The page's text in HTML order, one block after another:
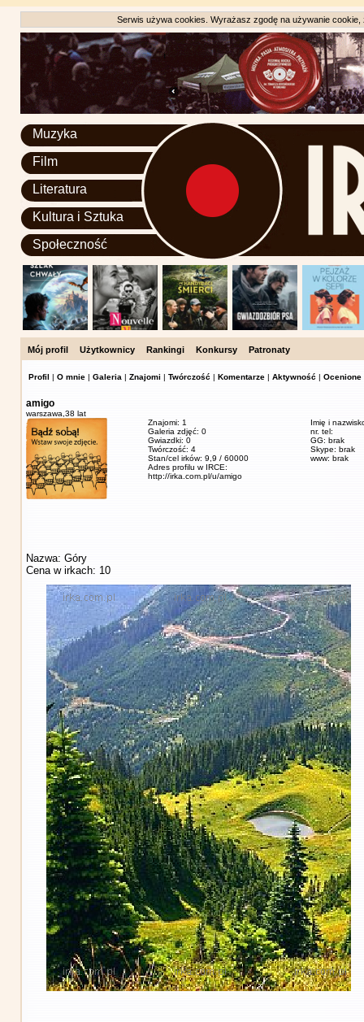
Serwis używa cookies. Wyrażasz zgodę na używanie
Muzyka
Film
Literatura
Kultura i Sztuka
Społeczność
Mój profil Użytkownicy Rankingi Konkursy Patronaty
Profil | O mnie | Galeria | Znajomi | Twórczość | Komentarze | Aktywność | Ocenione
amigo
warszawa, 38 lat
Znajomi: 1
Galeria zdjęć: 0
Gwiazdki: 0
Twórczość: 4
Stan/cel irków: 9,9 / 60000
Adres profilu w IRCE:
http://irka.com.pl/u/amigo
Imię i
nr. tel:
GG: brak
Skype: brak
www: brak
Nazwa: Góry
Cena w irkach: 10